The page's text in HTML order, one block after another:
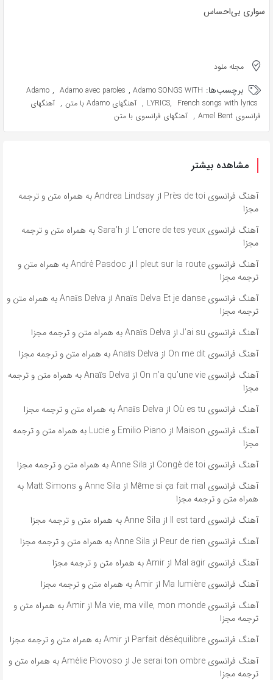
سواری بی‌احساس
مجله ملود
برچسب‌ها: Adamo , Adamo avec paroles , Adamo SONGS WITH
LYRICS, French songs with lyrics
, آهنگهای Adamo با متن , آهنگهای
فرانسوی Amel Bent
, آهنگهای فرانسوی با متن
مشاهده بیشتر
آهنگ فرانسوی Près de toi از Andrea Lindsay به همراه متن و ترجمه
مجزا
آهنگ فرانسوی L’encre de tes yeux از Sara’h به همراه متن و ترجمه
مجزا
آهنگ فرانسوی l pleut sur la route از André Pasdoc به همراه متن و
ترجمه مجزا
آهنگ فرانسوی Anaïs Delva Et je danse از Anaïs Delva به همراه متن و
ترجمه مجزا
آهنگ فرانسوی J’ai su از Anaïs Delva به همراه متن و ترجمه مجزا
آهنگ فرانسوی On me dit از Anaïs Delva به همراه متن و ترجمه مجزا
آهنگ فرانسوی On n’a qu’une vie از Anaïs Delva به همراه متن و ترجمه
مجزا
آهنگ فرانسوی Où es tu از Anaïs Delva به همراه متن و ترجمه مجزا
آهنگ فرانسوی Maison از Emilio Piano و Lucie به همراه متن و ترجمه
مجزا
آهنگ فرانسوی Congé de toi از Anne Sila به همراه متن و ترجمه مجزا
آهنگ فرانسوی Même si ça fait mal از Anne Sila و Matt Simons به
همراه متن و ترجمه مجزا
آهنگ فرانسوی Il est tard از Anne Sila به همراه متن و ترجمه مجزا
آهنگ فرانسوی Peur de rien از Anne Sila به همراه متن و ترجمه مجزا
آهنگ فرانسوی Mal agir از Amir به همراه متن و ترجمه مجزا
آهنگ فرانسوی Ma lumière از Amir به همراه متن و ترجمه مجزا
آهنگ فرانسوی Ma vie, ma ville, mon monde از Amir به همراه متن و
ترجمه مجزا
آهنگ فرانسوی Parfait déséquilibre از Amir به همراه متن و ترجمه مجزا
آهنگ فرانسوی Je serai ton ombre از Amélie Piovoso به همراه متن و
ترجمه مجزا